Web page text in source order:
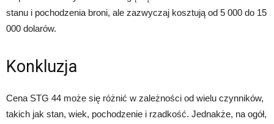
stanu i pochodzenia broni, ale zazwyczaj kosztują od 5 000 do 15
000 dolarów.
Konkluzja
Cena STG 44 może się różnić w zależności od wielu czynników,
takich jak stan, wiek, pochodzenie i rzadkość. Jednakże, na ogół,